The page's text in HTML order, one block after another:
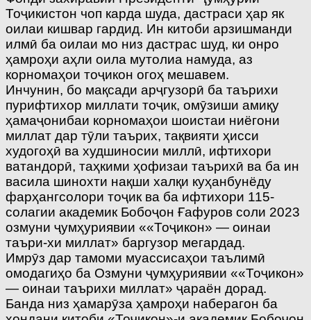
Тоҷикистон чоп карда шуда, дастраси ҳар як
оилаи кишвар гардид. Ин китоби арзишманди
илмӣ ба оилаи мо низ дастрас шуд, ки онро
ҳамроҳи аҳли оила мутолиа намуда, аз
корномаҳои тоҷикон огоҳ мешавем.
Инчунин, бо мақсади арҷгузорӣ ба таърихи
пурифтихор миллати тоҷик, омӯзиши амиқу
ҳамаҷонибаи корномаҳои шоистаи ниёгони
миллат дар тӯли таърих, тақвияти ҳисси
худогоҳӣ ва худшиносии миллӣ, ифтихори
ватандорӣ, таҳкими ҳофизаи таърихӣ ва ба ин
васила шинохти нақши халқи куҳанбунёду
фарҳангсолори тоҷик ва ба ифтихори 115-
солагии академик Бобоҷон Ғафуров соли 2023
озмуни ҷумҳуриявии ««Тоҷикон» — оинаи
таъри-хи миллат» баргузор мегардад.
Имрӯз дар тамоми муассисаҳои таълимӣ
омодагиҳо ба Озмуни ҷумҳуриявии ««Тоҷикон»
— оинаи таърихи миллат» ҷараён дорад.
Банда низ ҳамарӯза ҳамроҳи наберагон ба